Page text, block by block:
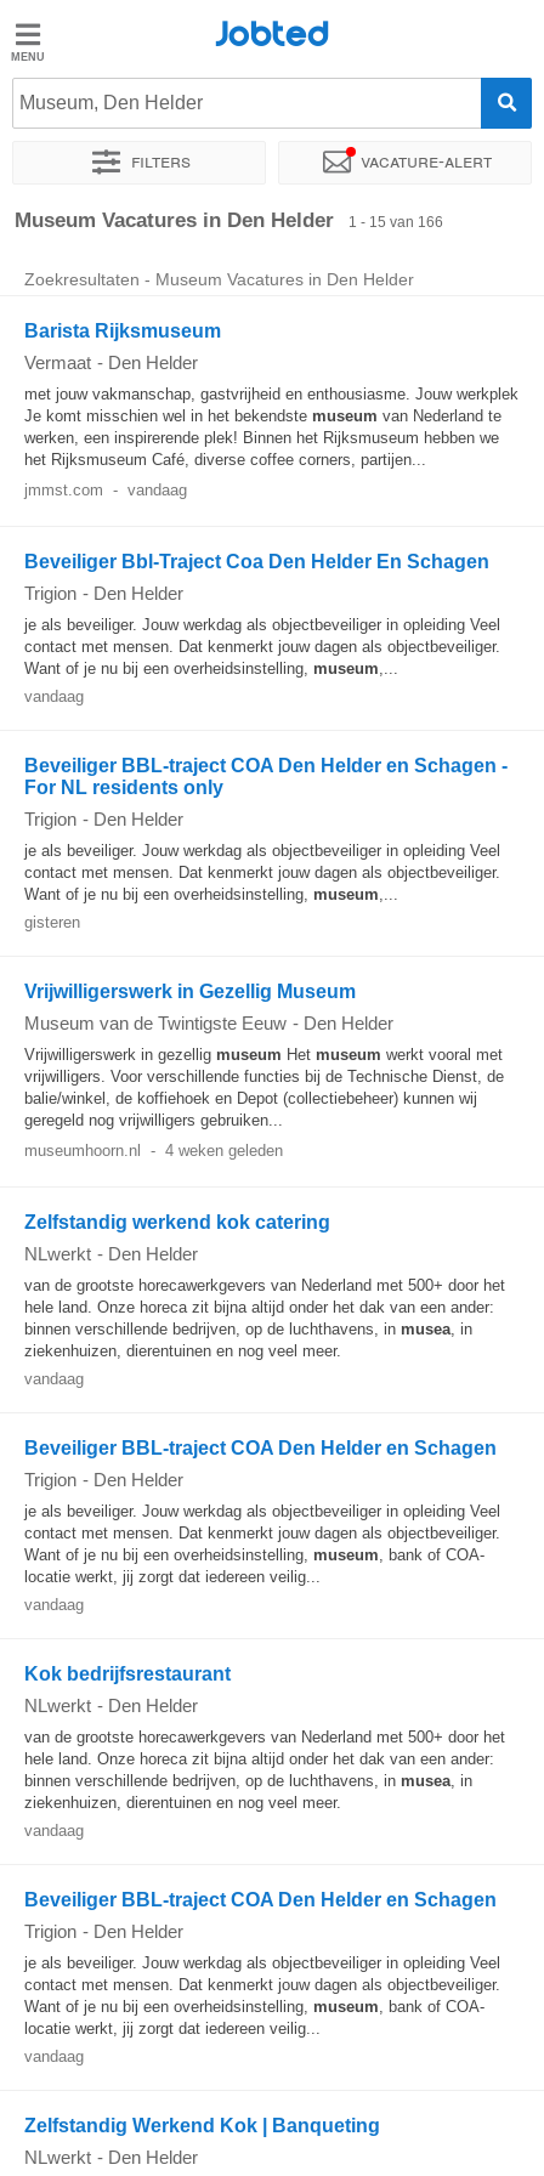
Jobted
Vacatures
Salarissen
Jobted
Museum, Den Helder
Filters Vacature-alert
Sorteer op Exacte locatie Bedrijf Uitzendbureau
Museum Vacatures in Den Helder 1 - 15 van 166
Zoekresultaten - Museum Vacatures in Den Helder
Barista Rijksmuseum
Vermaat - Den Helder
met jouw vakmanschap, gastvrijheid en enthousiasme. Jouw werkplek
Je komt misschien wel in het bekendste museum van Nederland te
werken, een inspirerende plek! Binnen het Rijksmuseum hebben we
het Rijksmuseum Café, diverse coffee corners, partijen...
jmmst.com - vandaag
Beveiliger Bbl-Traject Coa Den Helder En Schagen
Trigion - Den Helder
je als beveiliger. Jouw werkdag als objectbeveiliger in opleiding Veel
contact met mensen. Dat kenmerkt jouw dagen als objectbeveiliger.
Want of je nu bij een overheidsinstelling, museum,...
vandaag
Beveiliger BBL-traject COA Den Helder en Schagen -
For NL residents only
Trigion - Den Helder
je als beveiliger. Jouw werkdag als objectbeveiliger in opleiding Veel
contact met mensen. Dat kenmerkt jouw dagen als objectbeveiliger.
Want of je nu bij een overheidsinstelling, museum,...
gisteren
Vrijwilligerswerk in Gezellig Museum
Museum van de Twintigste Eeuw - Den Helder
Vrijwilligerswerk in gezellig museum Het museum werkt vooral met
vrijwilligers. Voor verschillende functies bij de Technische Dienst, de
balie/winkel, de koffiehoek en Depot (collectiebeheer) kunnen wij
geregeld nog vrijwilligers gebruiken...
museumhoorn.nl
- 4 weken geleden
Zelfstandig werkend kok catering
NLwerkt - Den Helder
van de grootste horecawerkgevers van Nederland met 500+ door het
hele land. Onze horeca zit bijna altijd onder het dak van een ander:
binnen verschillende bedrijven, op de luchthavens, in musea, in
ziekenhuizen, dierentuinen en nog veel meer.
vandaag
Beveiliger BBL-traject COA Den Helder en Schagen
Trigion - Den Helder
je als beveiliger. Jouw werkdag als objectbeveiliger in opleiding Veel
contact met mensen. Dat kenmerkt jouw dagen als objectbeveiliger.
Want of je nu bij een overheidsinstelling, museum, bank of COA-
locatie werkt, jij zorgt dat iedereen veilig...
vandaag
Kok bedrijfsrestaurant
NLwerkt - Den Helder
van de grootste horecawerkgevers van Nederland met 500+ door het
hele land. Onze horeca zit bijna altijd onder het dak van een ander:
binnen verschillende bedrijven, op de luchthavens, in musea, in
ziekenhuizen, dierentuinen en nog veel meer.
vandaag
Beveiliger BBL-traject COA Den Helder en Schagen
Trigion - Den Helder
je als beveiliger. Jouw werkdag als objectbeveiliger in opleiding Veel
contact met mensen. Dat kenmerkt jouw dagen als objectbeveiliger.
Want of je nu bij een overheidsinstelling, museum, bank of COA-
locatie werkt, jij zorgt dat iedereen veilig...
vandaag
Zelfstandig Werkend Kok | Banqueting
NLwerkt - Den Helder